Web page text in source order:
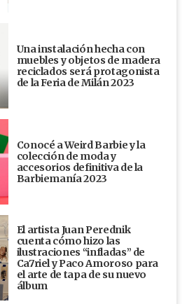
Una instalación hecha con
muebles y objetos de madera
reciclados será protagonista
de la Feria de Milán 2023
Conocé a Weird Barbie y la
colección de moda y
accesorios definitiva de la
Barbiemanía 2023
El artista Juan Perednik
cuenta cómo hizo las
ilustraciones “infladas” de
Ca7riel y Paco Amoroso para
el arte de tapa de su nuevo
álbum